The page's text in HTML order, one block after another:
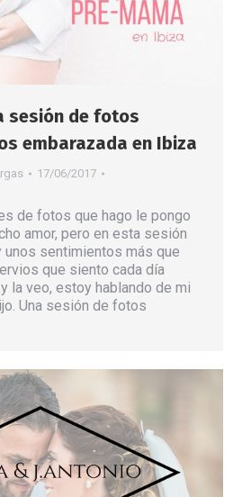
sesión de fotos
embarazada en Ibiza
17/06/2017
de fotos que hago le pongo
amor, pero en esta sesión
unos sentimientos más que
que siento cada día
la veo, estoy hablando de mi
Una sesión de fotos